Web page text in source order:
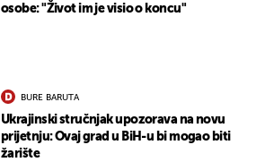
osobe: "Život im je visio o koncu"
BURE BARUTA
Ukrajinski stručnjak upozorava na novu
prijetnju: Ovaj grad u BiH-u bi mogao biti
žarište